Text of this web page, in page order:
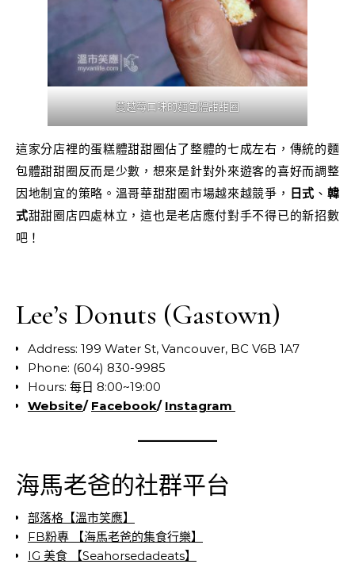
蔓越莓口味的麵包體甜甜圈
這家分店裡的蛋糕體甜甜圈佔了整體的七成左右，傳統的麵
包體甜甜圈反而是少數，想來是針對外來遊客的喜好而調整
因地制宜的策略。溫哥華甜甜圈市場越來越競爭， 日式 、 韓
式甜甜圈店四處林立，這也是老店應付對手不得已的新招數
吧！
Lee’s Donuts (Gastown)
Address: 199 Water St, Vancouver, BC V6B 1A7
Phone: (604) 830-9985
Hours: 每日 8:00~19:00
Website/ Facebook/ Instagram
海馬老爸的社群平台
部落格【溫市笑應】
FB粉專 【海馬老爸的集食行樂】
IG 美食 【Seahorsedadeats】